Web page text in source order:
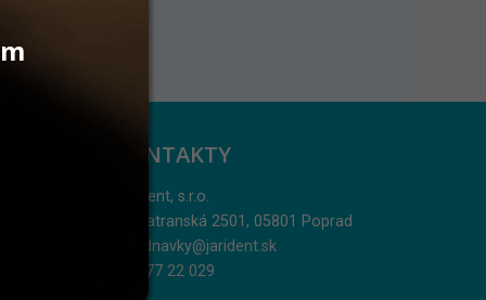
KONTAKTY
Jarident, s.r.o.
Podtatranská 2501, 05801 Poprad
objednavky@jarident.sk
052/77 22 029